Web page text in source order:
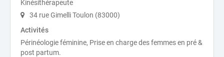
Kinésithérapeute
34 rue Gimelli Toulon (83000)
Activités
Périnéologie féminine, Prise en charge des femmes en pré &
post partum.